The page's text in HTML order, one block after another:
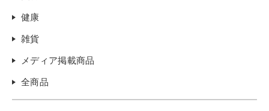
健康
雑貨
メディア掲載商品
全商品